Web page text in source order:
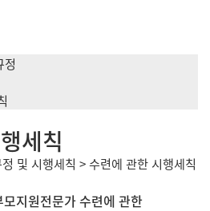
정
세칙
및 시행세칙 >수련에 관한 시행세칙
지원전문가 수련에 관한